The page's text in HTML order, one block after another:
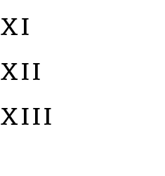
xi
xii
xiii